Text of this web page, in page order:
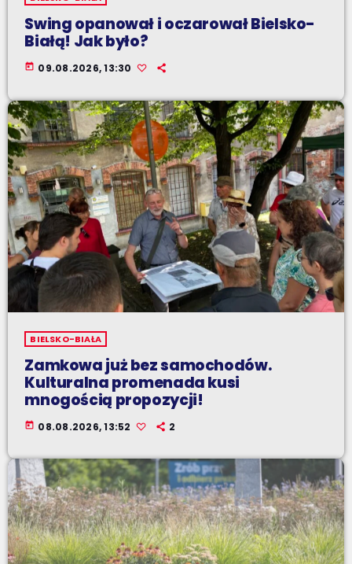
Swing opanował i oczarował Bielsko-
Białą! Jak było?
today 09.08.2026, 13:30
BIELSKO-BIAŁA
Zamkowa już bez samochodów.
Kulturalna promenada kusi
mnogością propozycji!
today 08.08.2026, 13:52 2